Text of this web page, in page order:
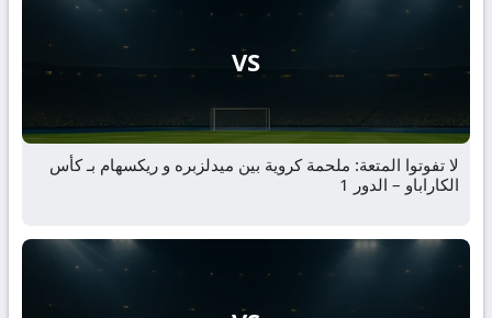
VS
لا تفوتوا المتعة: ملحمة كروية بين ميدلزبره و ريكسهام بـ كأس
الكاراباو – الدور 1